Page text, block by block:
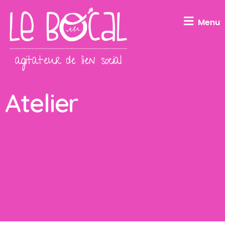
Menu
Atelier